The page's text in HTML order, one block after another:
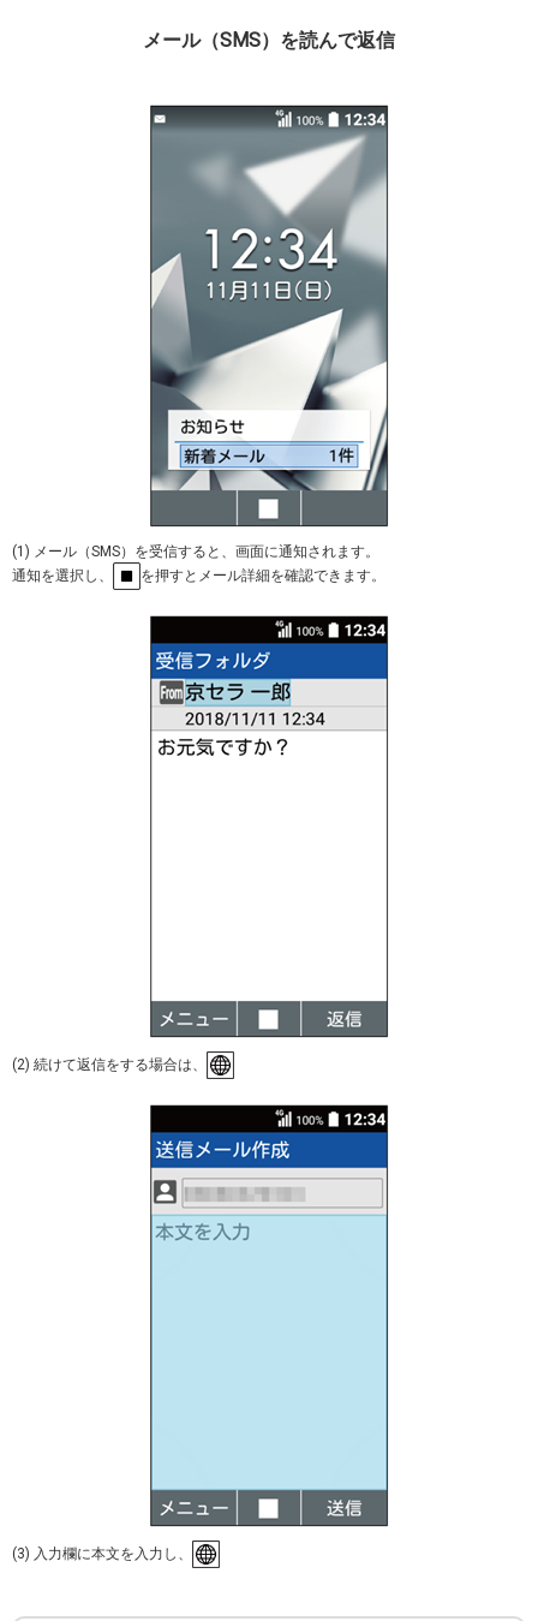
メール（SMS）を読んで返信
(1) メール（SMS）を受信すると、画面に通知されます。
通知を選択し、
を押すとメール詳細を確認できます。
(2) 続けて返信をする場合は、
(3) 入力欄に本文を入力し、